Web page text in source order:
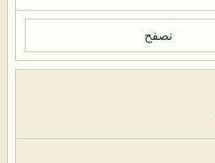
تصفح